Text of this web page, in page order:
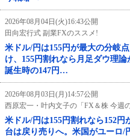
2026年08月04日(火)16:43公開
田向宏行式 副業FXのススメ!
米ドル/円は155円が最大の分岐
け、155円割れなら月足ダウ理
誕生時の147円…
2026年08月03日(月)14:57公開
西原宏一・叶内文子の「FX＆株 今週
米ドル/円は155円割れなら152円
台は戻り売りへ。米国がユーロ/